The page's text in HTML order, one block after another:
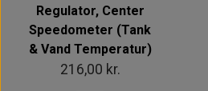
Regulator, Center
Speedometer (Tank
& Vand Temperatur)
216,00 kr.